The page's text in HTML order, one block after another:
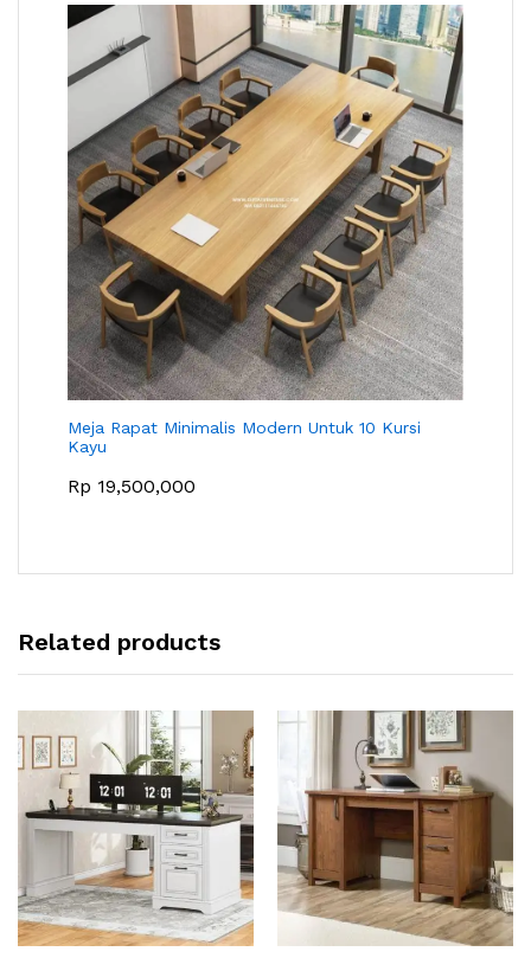
Meja Rapat Minimalis Modern Untuk 10 Kursi
Kayu
Rp 19,500,000
Related products